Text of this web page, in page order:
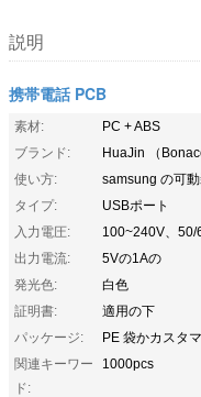
説明
携帯電話 PCB
素材:
PC + ABS
ブランド:
HuaJin （
使い方:
samsung の可
タイプ:
USBポート
入力電圧:
100~240V、50/
出力電流:
5Vの1Aの
発光色:
白色
証明書:
適用の下
パッケージ:
PE 袋かカスタ
関連キーワー
ド:
1000pcs